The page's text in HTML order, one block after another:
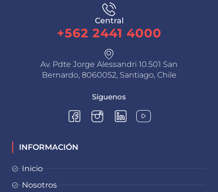
Central
+562 2441 4000
Av. Pdte Jorge Alessandri 10.501 San
Bernardo, 8060052, Santiago, Chile
Síguenos
INFORMACIÓN
Inicio
Nosotros